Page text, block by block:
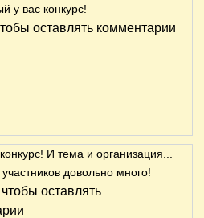
у вас конкурс!
оставлять комментарии
И тема и организация...
довольно много!
чтобы оставлять